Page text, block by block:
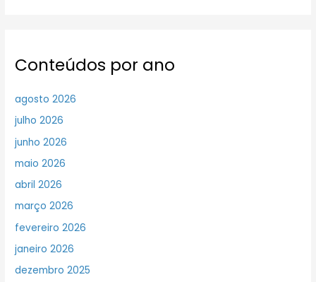
Conteúdos por ano
agosto 2026
julho 2026
junho 2026
maio 2026
abril 2026
março 2026
fevereiro 2026
janeiro 2026
dezembro 2025